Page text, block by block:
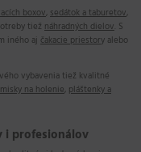
boxov, sedátok a taburetov,
tiež náhradných dielov . S
iného aj čakacie priestory alebo
vybavenia tiež kvalitné
na holenie, pláštenky a
i profesionálov